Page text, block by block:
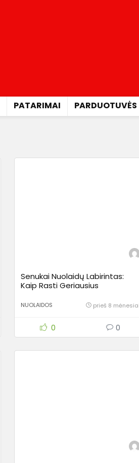
PATARIMAI PARDUOTUVĖS
Senukai Nuolaidų Labirintas:
Kaip Rasti Geriausius
Sutaupyti
NUOLAIDOS prieš 8
0 0